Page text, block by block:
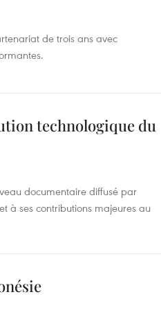
de trois ans avec
technologique du
documentaire diffusé par
à ses contributions majeures au